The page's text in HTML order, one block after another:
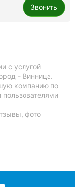
Звонить
с услугой
- Винница.
компанию по
фото